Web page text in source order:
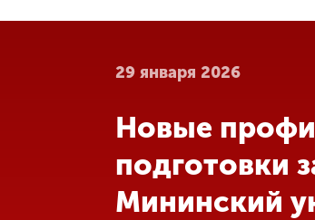
Главная
Об университете
Абитуриенту
Обучение
29 января 2026
Новые
подготовки
Мининский